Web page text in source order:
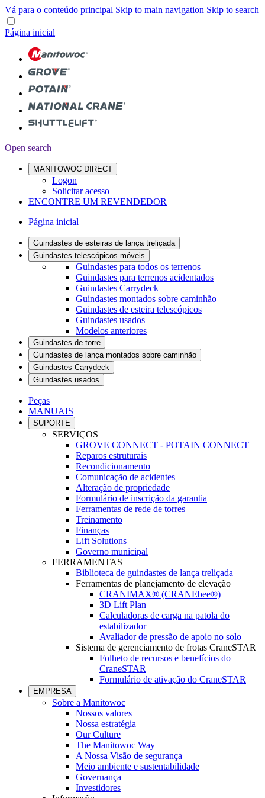
Vá para o conteúdo principal Skip to main navigation Skip to search
Página inicial
Open search
MANITOWOC DIRECT
Logon
Solicitar acesso
ENCONTRE UM REVENDEDOR
Página inicial
Guindastes de esteiras de lança treliçada
Guindastes telescópicos móveis
Guindastes para todos os terrenos
Guindastes para terrenos acidentados
Guindastes Carrydeck
Guindastes montados sobre caminhão
Guindastes de esteira telescópicos
Guindastes usados
Modelos anteriores
Guindastes de torre
Guindastes de lança montados sobre caminhão
Guindastes Carrydeck
Guindastes usados
Peças
MANUAIS
SUPORTE
SERVIÇOS
GROVE CONNECT - POTAIN CONNECT
Reparos estruturais
Recondicionamento
Comunicação de acidentes
Alteração de propriedade
Formulário de inscrição da garantia
Ferramentas de rede de torres
Treinamento
Finanças
Lift Solutions
Governo municipal
FERRAMENTAS
Biblioteca de guindastes de lança treliçada
Ferramentas de planejamento de elevação
CRANIMAX® (CRANEbee®)
3D Lift Plan
Calculadoras de carga na patola do
estabilizador
Avaliador de pressão de apoio no solo
Sistema de gerenciamento de frotas CraneSTAR
Folheto de recursos e benefícios do
CraneSTAR
Formulário de ativação do CraneSTAR
EMPRESA
Sobre a Manitowoc
Nossos valores
Nossa estratégia
Our Culture
The Manitowoc Way
A Nossa Visão de segurança
Meio ambiente e sustentabilidade
Governança
Investidores